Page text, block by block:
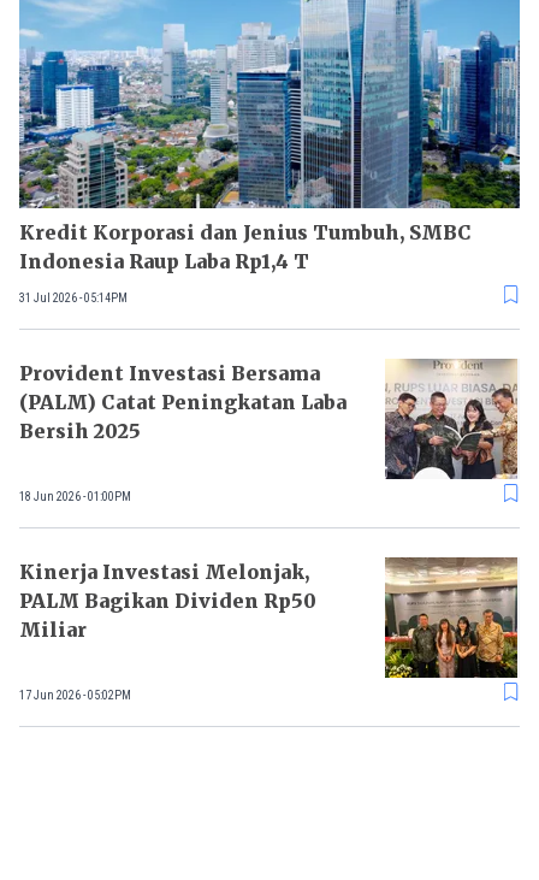
Kredit Korporasi dan Jenius Tumbuh, SMBC
Indonesia Raup Laba Rp1,4 T
31 Jul 2026 - 05:14PM
Provident Investasi Bersama
(PALM) Catat Peningkatan Laba
Bersih 2025
18 Jun 2026 - 01:00PM
Kinerja Investasi Melonjak,
PALM Bagikan Dividen Rp50
Miliar
17 Jun 2026 - 05:02PM